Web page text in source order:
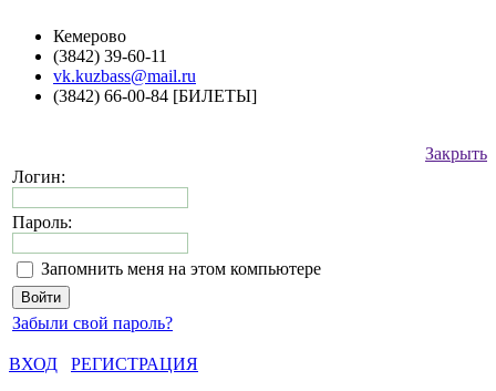
Кемерово
(3842) 39-60-11
vk.kuzbass@mail.ru
(3842) 66-00-84 [БИЛЕТЫ]
Закрыть
Логин:
Пароль:
Запомнить меня на этом компьютере
Забыли свой пароль?
ВХОД
РЕГИСТРАЦИЯ